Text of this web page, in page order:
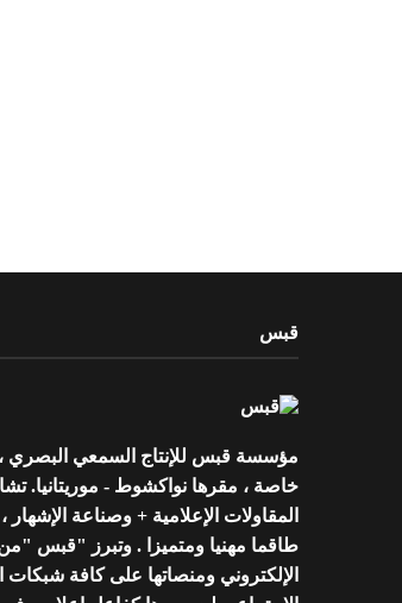
قبس
مؤسسة قبس للإنتاج السمعي البصري
خاصة ، مقرها نواكشوط - موريتانيا.
المقاولات الإعلامية + وصناعة
طاقما مهنيا ومتميزا . وتبرز "قبس
الإلكتروني ومنصاتها على كافة شبكات